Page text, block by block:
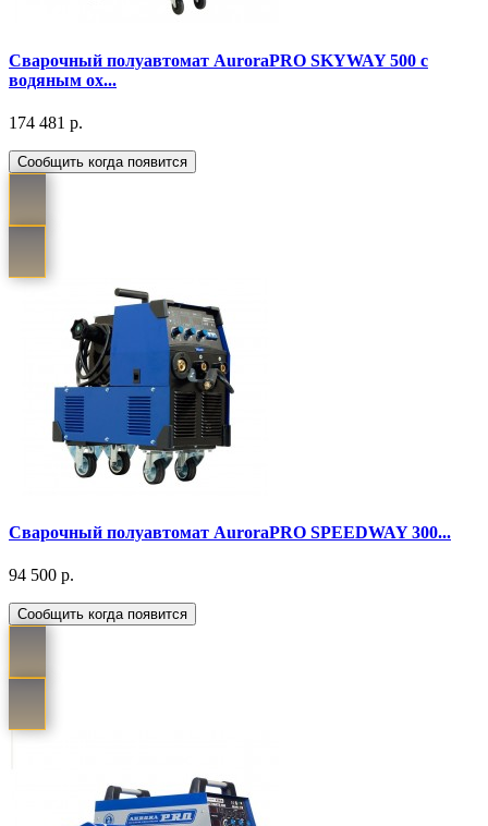
Cварочный полуавтомат AuroraPRO SKYWAY 500 с
водяным ох...
174 481 р.
Сообщить когда появится
Cварочный полуавтомат AuroraPRO SPEEDWAY 300...
94 500 р.
Сообщить когда появится